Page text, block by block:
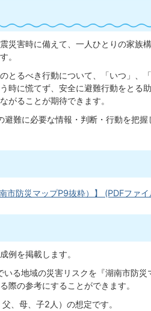
災害時に備えて、一人ひとりの家族
。
とるべき行動について、「いつ」、
時に慌てず、安全に避難行動をとる
がることが期待できます。
難に必要な情報・判断・行動を把握
市防災マップP9抜粋）】 (PDFファ
例を掲載します。
る地域の災害リスクを『湖南市防
際の参考にすることができます。
、母、子2人）の想定です。